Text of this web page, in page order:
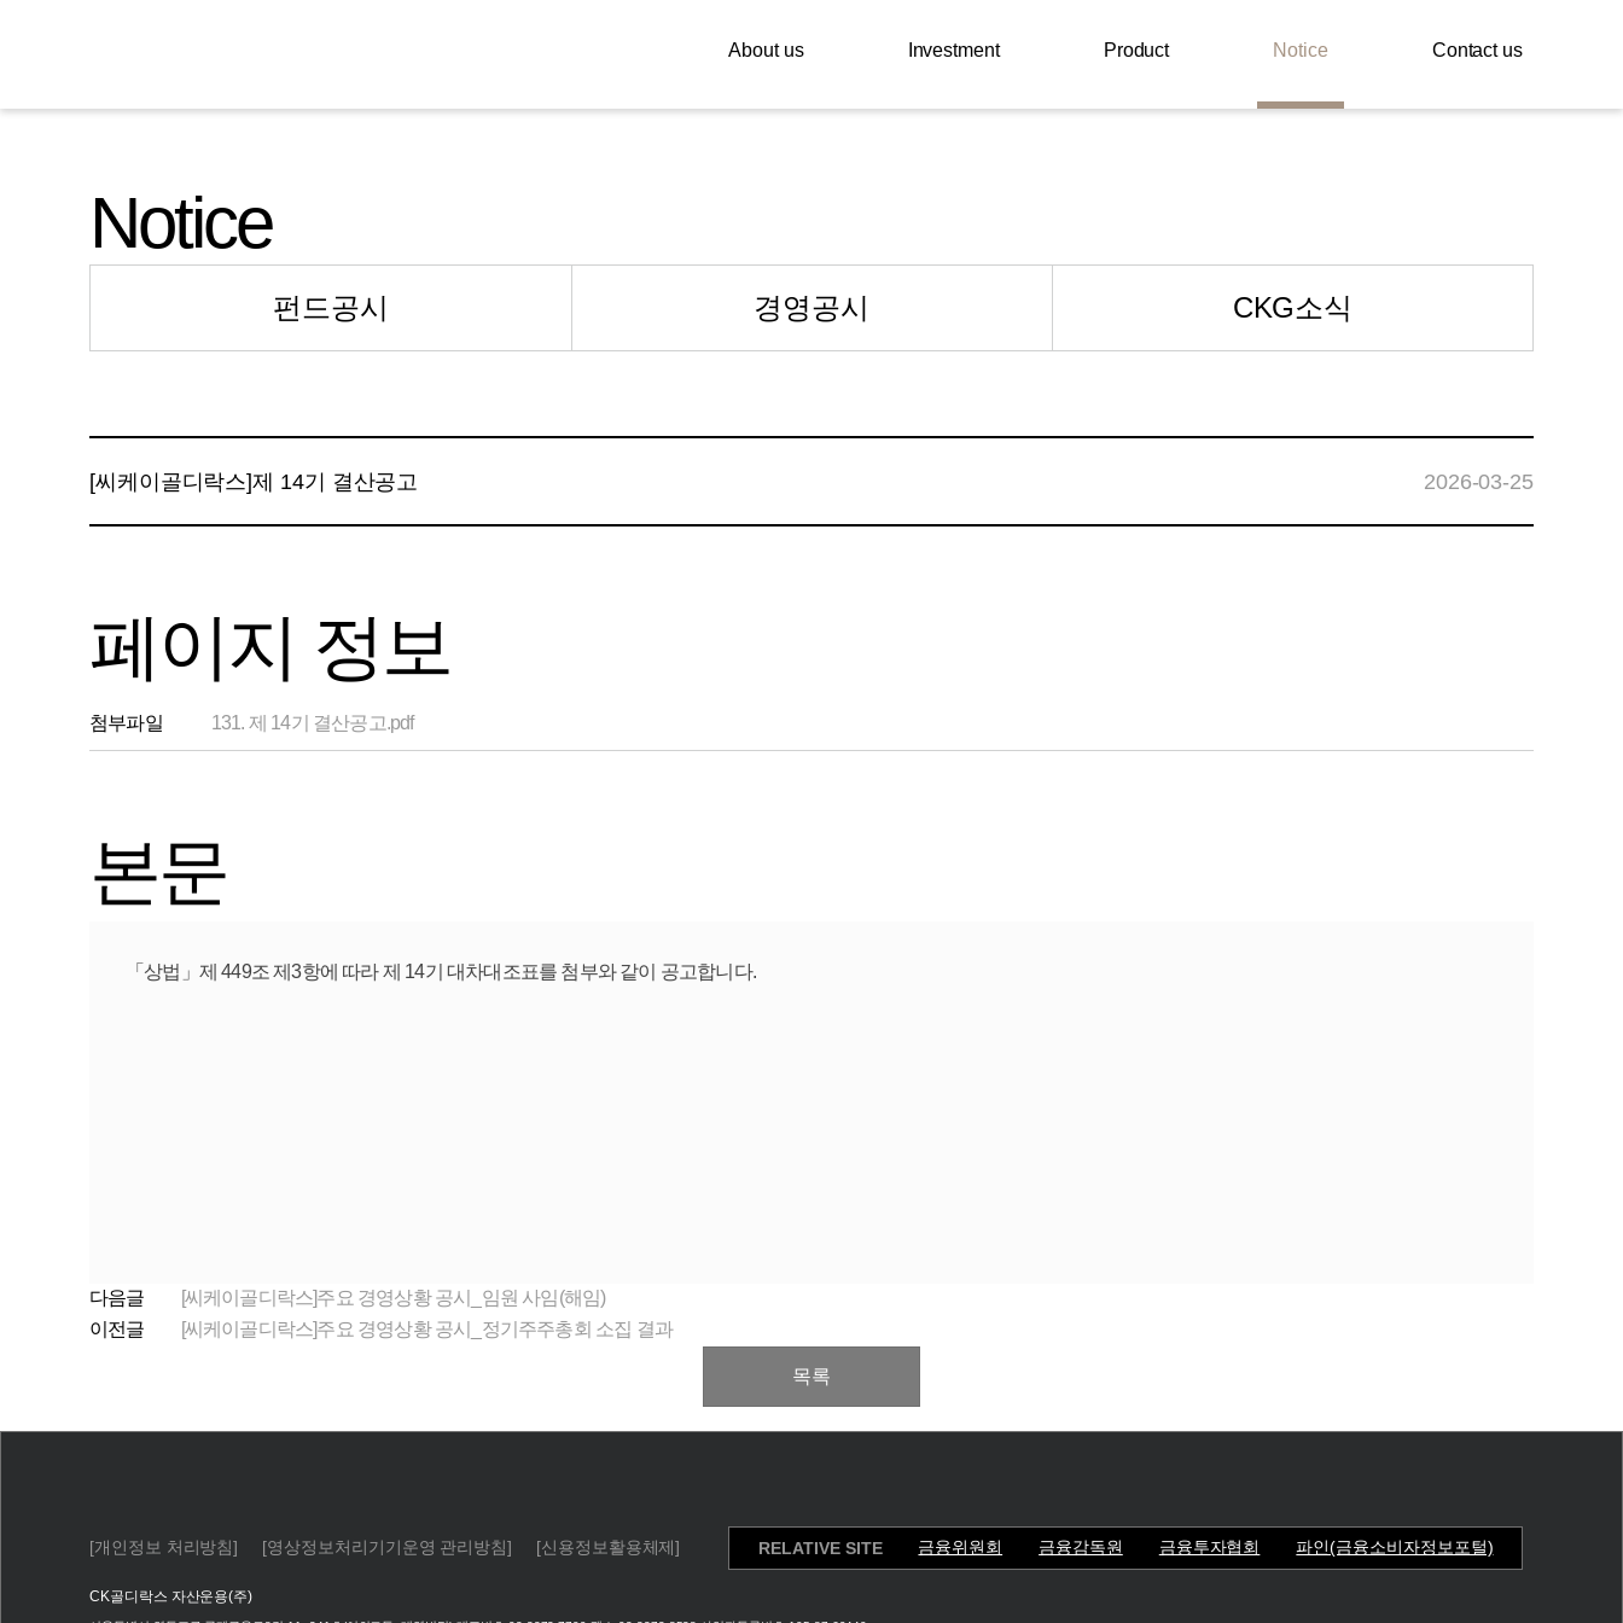
About us Investment Product Notice Contact us
Notice
펀드공시 경영공시 CKG소식
[씨케이골디락스]제 14기 결산공고 2026-03-25
페이지 정보
첨부파일 131. 제 14기 결산공고.pdf
본문
「상법」제 449조 제3항에 따라 제 14기 대차대조표를 첨부와 같이 공고합니다.
다음글
[씨케이골디락스]주요 경영상황 공시_임원 사임(해임)
이전글
[씨케이골디락스]주요 경영상황 공시_정기주주총회 소집 결과
목록
[개인정보 처리방침] [영상정보처리기기운영 관리방침] [신용정보활용체제] RELATIVE SITE 금융위원회 금융감독원 금융투자협회 파인(금융소비자정보포털)
CK골디락스 자산운용(주)